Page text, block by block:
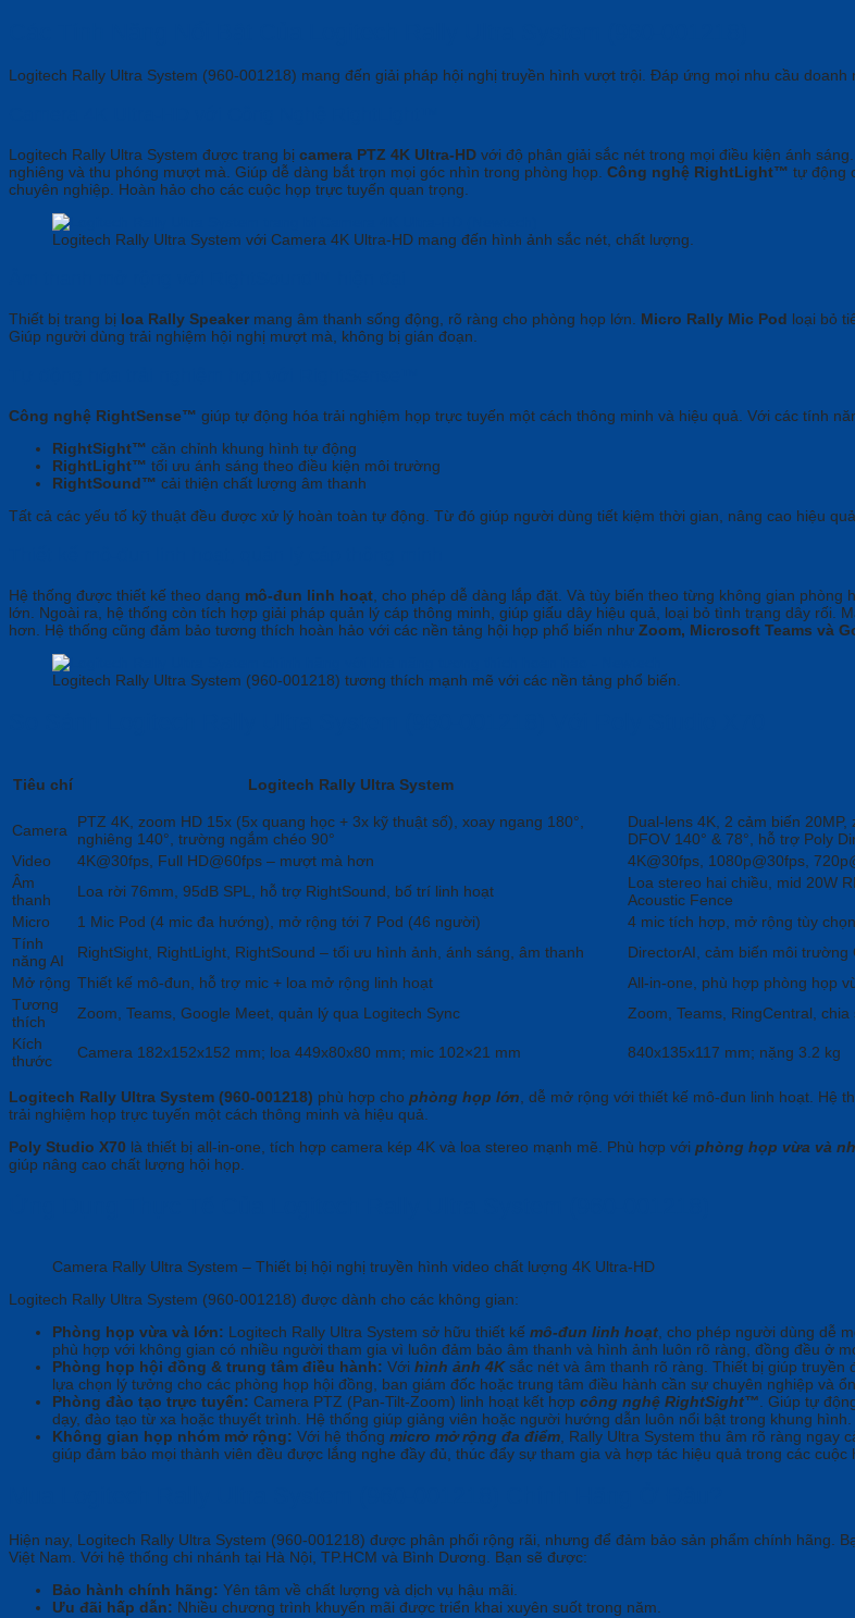
Logitech Rally Ultra System (960-001218) mang đến giải pháp hội nghị truyền hình vượt trội. Đáp ứng mọi nhu cầu
Logitech Rally Ultra System được trang bị camera PTZ 4K Ultra-HD với độ phân giải sắc nét trong mọi điều kiện ánh
nghiêng và thu phóng mượt mà. Giúp dễ dàng bắt trọn mọi góc nhìn trong phòng họp. Công nghệ RightLight™ tự động
chuyên nghiệp. Hoàn hảo cho các cuộc họp trực tuyến quan trọng.
Logitech Rally Ultra System với Camera 4K Ultra-HD mang đến hình ảnh sắc nét, chất lượng.
Thiết bị trang bị loa Rally Speaker mang âm thanh sống động, rõ ràng cho phòng họp lớn. Micro Rally Mic Pod loại bỏ
Giúp người dùng trải nghiệm hội nghị mượt mà, không bị gián đoạn.
Công nghệ RightSense™ giúp tự động hóa trải nghiệm họp trực tuyến một cách thông minh và hiệu quả. Với các tính
RightSight™ căn chỉnh khung hình tự động
RightLight™ tối ưu ánh sáng theo điều kiện môi trường
RightSound™ cải thiện chất lượng âm thanh
Tất cả các yếu tố kỹ thuật đều được xử lý hoàn toàn tự động. Từ đó giúp người dùng tiết kiệm thời gian, nâng cao hiệu
Hệ thống được thiết kế theo dạng mô-đun linh hoạt, cho phép dễ dàng lắp đặt. Và tùy biến theo từng không gian
lớn. Ngoài ra, hệ thống còn tích hợp giải pháp quản lý cáp thông minh, giúp giấu dây hiệu quả, loại bỏ tình trạng dây rối.
hơn. Hệ thống cũng đảm bảo tương thích hoàn hảo với các nền tảng hội họp phổ biến như Zoom, Microsoft Teams và
Logitech Rally Ultra System (960-001218) tương thích mạnh mẽ với các nền tảng phổ biến.
Tiêu chí Logitech Rally Ultra System
Camera
PTZ 4K, zoom HD 15x (5x quang học + 3x kỹ thuật số), xoay ngang 180°,
nghiêng 140°, trường ngắm chéo 90°
Dual-lens 4K, 2 cảm biến
DFOV 140° & 78°, hỗ trợ Poly
Video
4K@30fps, Full HD@60fps – mượt mà hơn
4K@30fps, 1080p@30fps,
Âm
thanh
Loa rời 76mm, 95dB SPL, hỗ trợ RightSound, bố trí linh hoạt
Loa stereo hai chiều, mid 20W
Acoustic Fence
Micro
1 Mic Pod (4 mic đa hướng), mở rộng tới 7 Pod (46 người)
4 mic tích hợp, mở rộng tùy
Tính
năng AI
RightSight, RightLight, RightSound – tối ưu hình ảnh, ánh sáng, âm thanh
DirectorAI, cảm biến môi trường
Mở rộng Thiết kế mô-đun, hỗ trợ mic + loa mở rộng linh hoạt
All-in-one, phù hợp phòng họp
Tương
thích
Zoom, Teams, Google Meet, quản lý qua Logitech Sync
Zoom, Teams, RingCentral,
Kích
thước
Camera 182x152x152 mm; loa 449x80x80 mm; mic 102×21 mm 840x135x117 mm; nặng 3.2 kg
Logitech Rally Ultra System (960-001218) phù hợp cho phòng họp lớn , dễ mở rộng với thiết kế mô-đun linh hoạt. Hệ
trải nghiệm họp trực tuyến một cách thông minh và hiệu quả.
Poly Studio X70 là thiết bị all-in-one, tích hợp camera kép 4K và loa stereo mạnh mẽ. Phù hợp với phòng họp vừa và
giúp nâng cao chất lượng hội họp.
Camera Rally Ultra System – Thiết bị hội nghị truyền hình video chất lượng 4K Ultra-HD
Logitech Rally Ultra System (960-001218) được dành cho các không gian:
Phòng họp vừa và lớn: Logitech Rally Ultra System sở hữu thiết kế mô-đun linh hoạt, cho phép người dùng dễ
phù hợp với không gian có nhiều người tham gia vì luôn đảm bảo âm thanh và hình ảnh luôn rõ ràng, đồng đều ở
Phòng họp hội đồng & trung tâm điều hành: Với hình ảnh 4Ksắc nét và âm thanh rõ ràng. Thiết bị giúp truyền
lựa chọn lý tưởng cho các phòng họp hội đồng, ban giám đốc hoặc trung tâm điều hành cần sự chuyên nghiệp và
Phòng đào tạo trực tuyến: Camera PTZ (Pan-Tilt-Zoom) linh hoạt kết hợp công nghệ RightSight™. Giúp tự
dạy, đào tạo từ xa hoặc thuyết trình. Hệ thống giúp giảng viên hoặc người hướng dẫn luôn nổi bật trong khung
Không gian họp nhóm mở rộng: Với hệ thống micro mở rộng đa điểm, Rally Ultra System thu âm rõ ràng ngay
giúp đảm bảo mọi thành viên đều được lắng nghe đầy đủ, thúc đẩy sự tham gia và hợp tác hiệu quả trong các
Hiện nay, Logitech Rally Ultra System (960-001218) được phân phối rộng rãi, nhưng để đảm bảo sản phẩm chính hãng.
Việt Nam. Với hệ thống chi nhánh tại Hà Nội, TP.HCM và Bình Dương. Bạn sẽ được:
Bảo hành chính hãng: Yên tâm về chất lượng và dịch vụ hậu mãi.
Ưu đãi hấp dẫn: Nhiều chương trình khuyến mãi được triển khai xuyên suốt trong năm.